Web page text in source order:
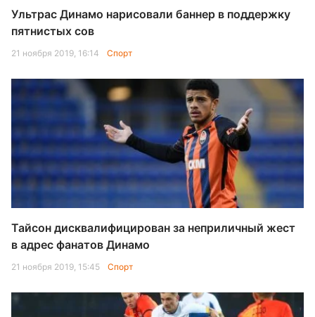
Ультрас Динамо нарисовали баннер в поддержку
пятнистых сов
21 ноября 2019, 16:14 Спорт
Тайсон дисквалифицирован за неприличный жест
в адрес фанатов Динамо
21 ноября 2019, 15:45 Спорт